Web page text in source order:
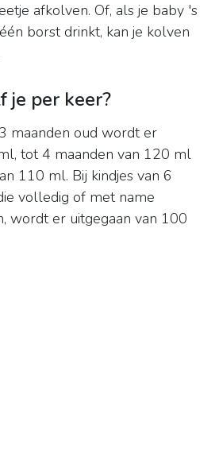
afkolven. Of, als je baby 's
borst drinkt, kan je kolven
je per keer?
maanden oud wordt er
tot 4 maanden van 120 ml
110 ml. Bij kindjes van 6
volledig of met name
wordt er uitgegaan van 100